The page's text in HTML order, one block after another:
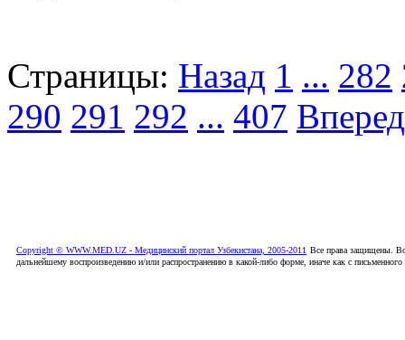
Страницы: Назад 1 ... 282
290 291 292 ... 407 Вперед
Copyright © WWW.MED.UZ - Медицинский портал Узбекистана, 2005-2011 Все права защищены.
дальнейшему воспроизведению и/или распространению в какой-либо форме, иначе как с